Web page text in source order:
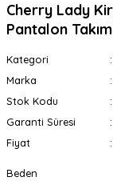
Cherry Lady
Pantalon
Kategori
Marka
Stok Kodu
Garanti Süresi
Fiyat
Beden